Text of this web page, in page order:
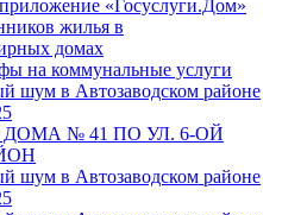
«Госуслуги.Дом»
жилья в
домах
на коммунальные услуги
шум в Автозаводском районе
№ 41 ПО УЛ. 6-ОЙ
шум в Автозаводском районе